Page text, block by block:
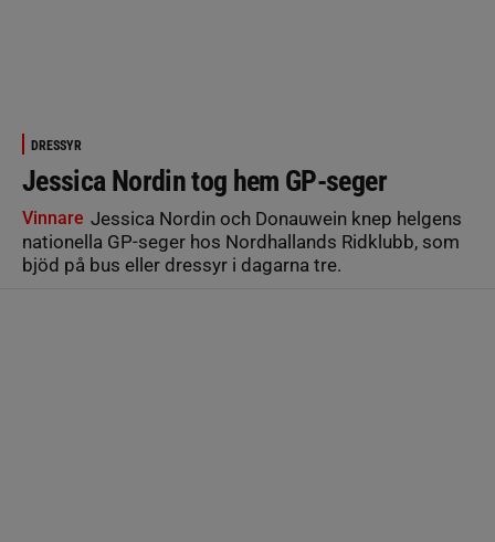
DRESSYR
Jessica Nordin tog hem GP-seger
Vinnare Jessica Nordin och Donauwein knep helgens
nationella GP-seger hos Nordhallands Ridklubb, som
bjöd på bus eller dressyr i dagarna tre.